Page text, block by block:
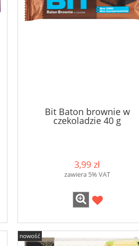
Bit Baton brownie w
czekoladzie 40 g
3,99 zł
zawiera 5% VAT
nowość